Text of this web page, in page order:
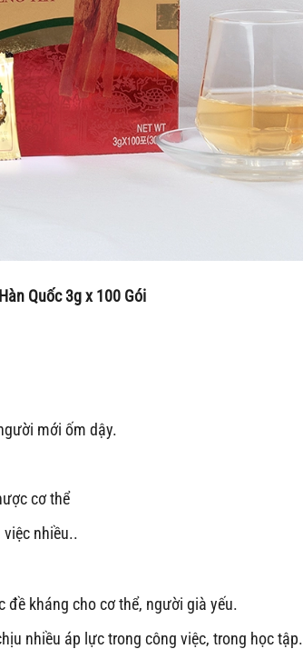
Quốc 3g x 100 Gói
mới ốm dậy.
cơ thể
nhiều..
kháng cho cơ thể, người già yếu.
nhiều áp lực trong công việc, trong học tập.